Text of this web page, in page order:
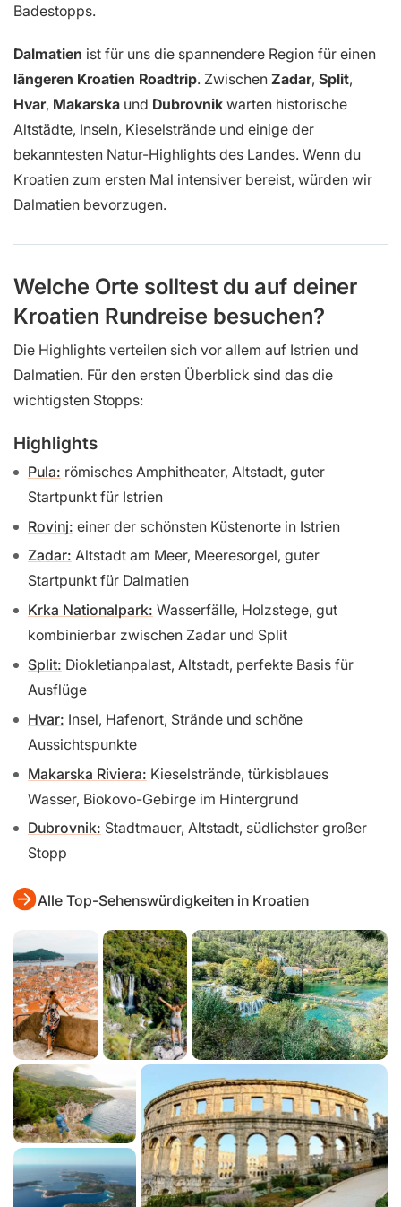
Badestopps.
Dalmatien ist für uns die spannendere Region für einen
längeren Kroatien Roadtrip. Zwischen Zadar, Split,
Hvar, Makarska und Dubrovnik warten historische
Altstädte, Inseln, Kieselstrände und einige der
bekanntesten Natur-Highlights des Landes. Wenn du
Kroatien zum ersten Mal intensiver bereist, würden wir
Dalmatien bevorzugen.
Welche Orte solltest du auf deiner
Kroatien Rundreise besuchen?
Die Highlights verteilen sich vor allem auf Istrien und
Dalmatien. Für den ersten Überblick sind das die
wichtigsten Stopps:
Highlights
Pula: römisches Amphitheater, Altstadt, guter
Startpunkt für Istrien
Rovinj: einer der schönsten Küstenorte in Istrien
Zadar: Altstadt am Meer, Meeresorgel, guter
Startpunkt für Dalmatien
Krka Nationalpark: Wasserfälle, Holzstege, gut
kombinierbar zwischen Zadar und Split
Split: Diokletianpalast, Altstadt, perfekte Basis für
Ausflüge
Hvar: Insel, Hafenort, Strände und schöne
Aussichtspunkte
Makarska Riviera: Kieselstrände, türkisblaues
Wasser, Biokovo-Gebirge im Hintergrund
Dubrovnik: Stadtmauer, Altstadt, südlichster großer
Stopp
Alle Top-Sehenswürdigkeiten in Kroatien